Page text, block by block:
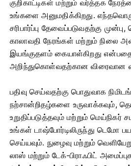
குறிகாட்டிகள் மற்றும் வர்த்தக
உங்களை அனுமதிக்கிறது.
சரிபார்ப்பு தேவைப்படுவதற்கு
காலாவதி நேரங்கள் மற்றும் நிலை
இயங்குதளம் கையாள்கிறது
அறிந்துகொள்வதற்கான விரைவான
பதிவு செய்வதற்கு பொதுவாக
நற்சான்றிதழ்களை உருவாக்கவும்,
உறுதிப்படுத்தவும் மற்றும்
உங்கள் டாஷ்போர்டிலிருந்து டெமோ
செய்யவும். நுழைவு மற்றும்
லாஸ் மற்றும் டேக்-பிராஃபிட்